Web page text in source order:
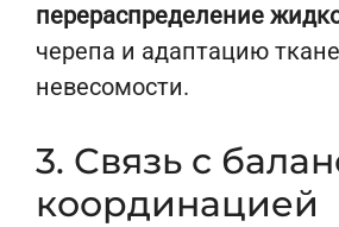
перераспределение
черепа и адаптацию
невесомости.
3. Связь с
координацией